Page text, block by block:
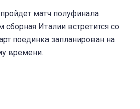
матч полуфинала
сборная Италии встретится со
поединка запланирован на
времени.